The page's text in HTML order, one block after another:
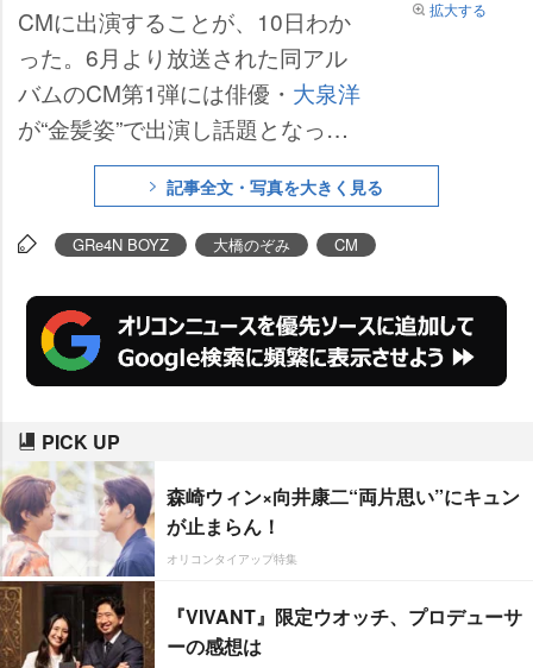
拡大する
CMに出演することが、10日わか
った。6月より放送された同アル
バムのCM第1弾には俳優・ 大泉洋
が“金髪姿”で出演し話題となった
が、CM第2弾では大橋がGReeee
Nのヒット曲をキュートに歌い上
げる。
記事全文・写真を大きく見る
GRe4N BOYZ 大橋のぞみ CM
PICK UP
森崎ウィン×向井康二“両片思い”にキュン
が止まらん！
オリコンタイアップ特集
『VIVANT』限定ウオッチ、プロデューサ
ーの感想は